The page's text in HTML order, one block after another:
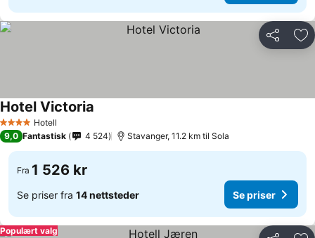
Del
4 StjernerHotell
Hotel Victoria
9,0 Fantastisk 4 524 Stavanger, 11.2 km til Sola
Fra 1 526 kr
Se priser fra 14 nettsteder Se priser
Populært valg